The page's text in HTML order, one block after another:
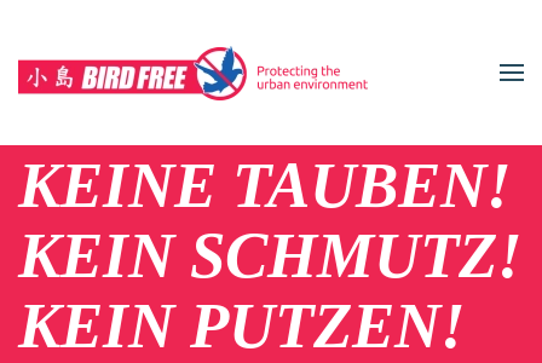
Zum Hauptinhalt springen
KEINE TAUBEN!
KEIN SCHMUTZ!
KEIN PUTZEN!